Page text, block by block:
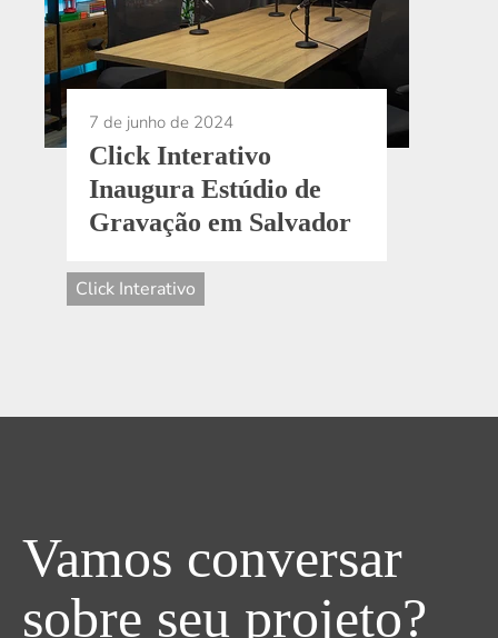
7 de junho de 2024
Click Interativo
Inaugura Estúdio de
Gravação em Salvador
Click Interativo
Vamos conversar
sobre seu projeto?